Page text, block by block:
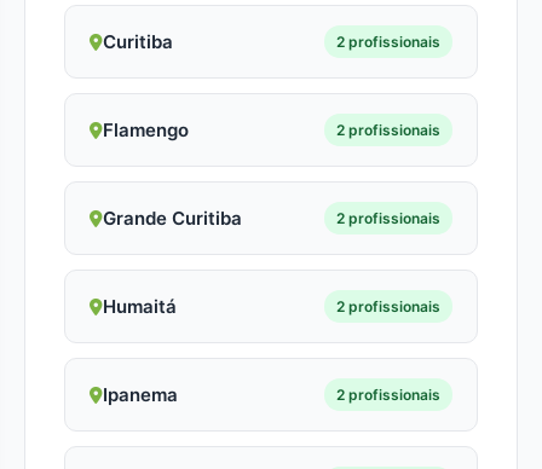
Curitiba 2 profissionais
Flamengo 2 profissionais
Grande Curitiba 2 profissionais
Humaitá 2 profissionais
Ipanema 2 profissionais